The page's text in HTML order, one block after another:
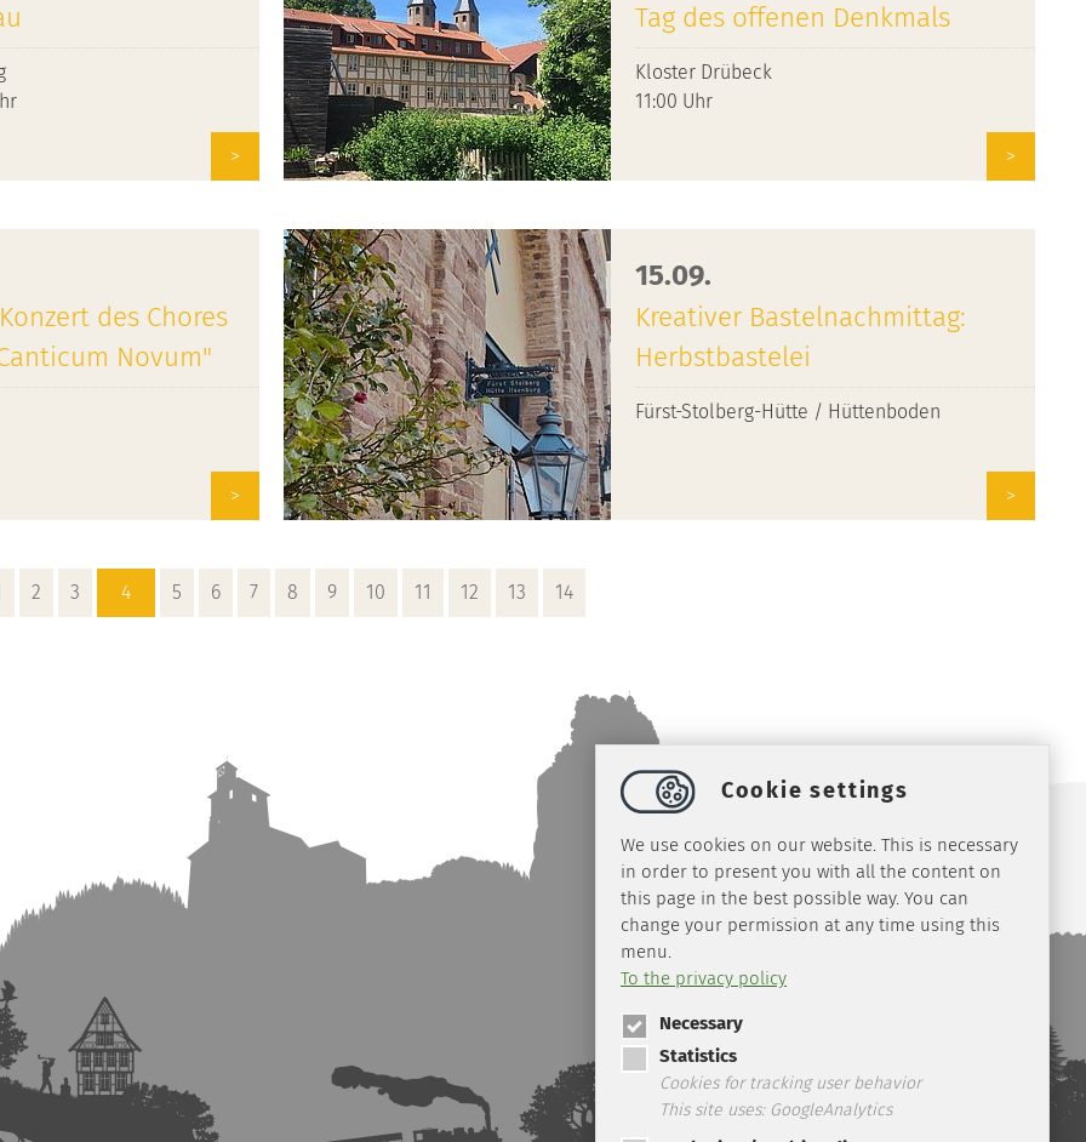
>
Tag des offenen Denkmals
Kloster Drübeck
11:00 Uhr
>
des Chores
Novum"
>
15.09.
Kreativer Bastelnachmittag:
Herbstbastelei
Fürst-Stolberg-Hütte / Hüttenboden
>
2 3 4 5 6 7 8 9 10 11 12 13 14
Cookie settings
We use cookies on our website. This is necessary
in order to present you with all the content on
this page in the best possible way. You can
change your permission at any time using this
menu.
To the privacy policy
Necessary
Statistics
Cookies for tracking user behavior
This site uses: GoogleAnalytics